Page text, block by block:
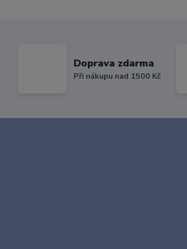
Doprava zdarma
Při nákupu nad 1500 Kč